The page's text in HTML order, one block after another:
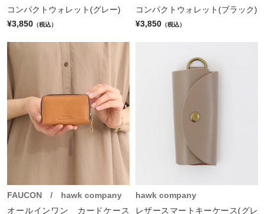
コンパクトウォレット(グレー)
¥3,850 （税込）
コンパクトウォレット(ブラック)
¥3,850 （税込）
FAUCON / hawk company
オールインワン カードケース
hawk company
レザースマートキーケース(グレ